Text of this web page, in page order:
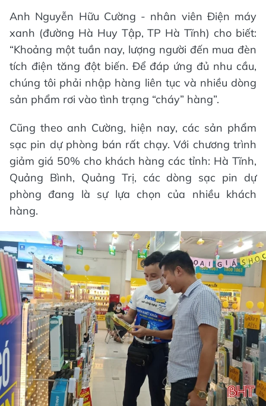
Anh Nguyễn Hữu Cường - nhân viên Điện máy
xanh (đường Hà Huy Tập, TP Hà Tĩnh) cho biết:
“Khoảng một tuần nay, lượng người đến mua đèn
tích điện tăng đột biến. Để đáp ứng đủ nhu cầu,
chúng tôi phải nhập hàng liên tục và nhiều dòng
sản phẩm rơi vào tình trạng “cháy” hàng”.
Cũng theo anh Cường, hiện nay, các sản phẩm
sạc pin dự phòng bán rất chạy. Với chương trình
giảm giá 50% cho khách hàng các tỉnh: Hà Tĩnh,
Quảng Bình, Quảng Trị, các dòng sạc pin dự
phòng đang là sự lựa chọn của nhiều khách
hàng.